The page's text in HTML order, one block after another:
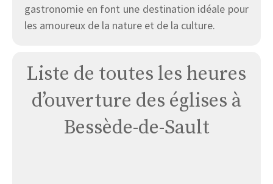
gastronomie en font une destination idéale pour
les amoureux de la nature et de la culture.
Liste de toutes les heures
d’ouverture des églises à
Bessède-de-Sault